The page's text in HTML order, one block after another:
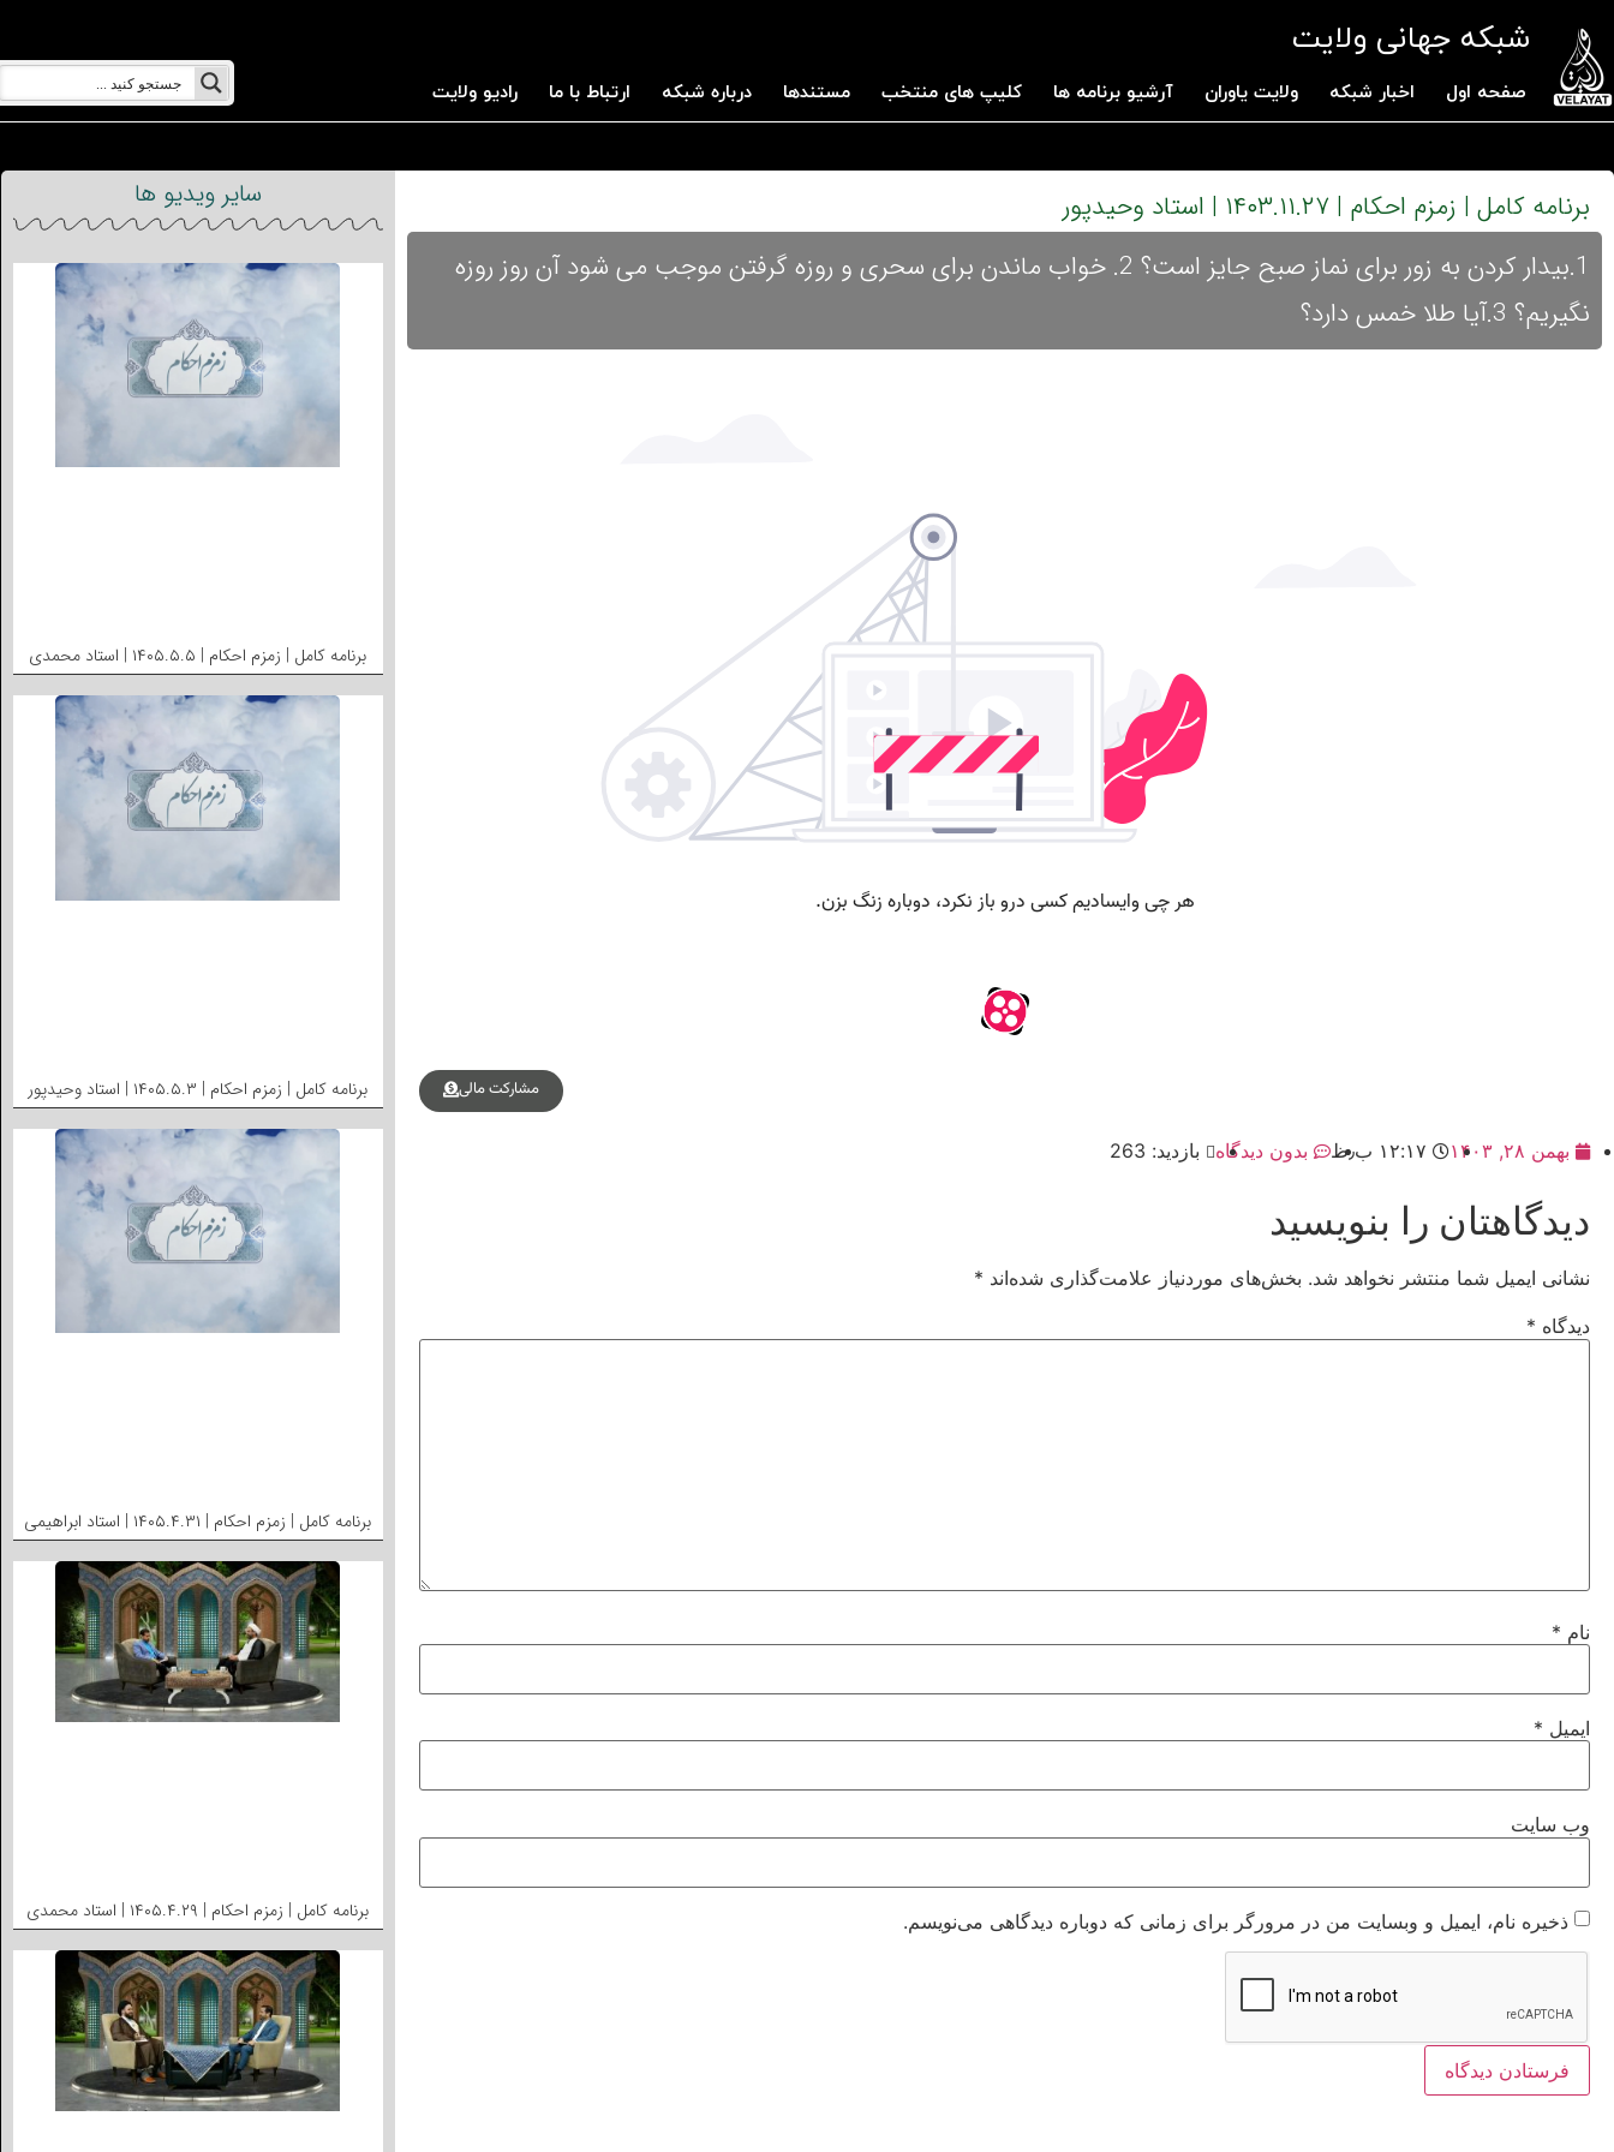
شبکه جهانی ولایت
صفحه اول اخبار شبکه ولایت یاوران آرشیو برنامه ها کلیپ های منتخب مستندها درباره شبکه ارتباط با ما رادیو ولایت
برنامه کامل | زمزم احکام | ۱۴۰۳.۱۱.۲۷ | استاد وحیدپور
1.بیدار کردن به زور برای نماز صبح جایز است؟ 2. خواب ماندن برای سحری و روزه گرفتن موجب می شود آن روز روزه
نگیریم؟ 3.آیا طلا خمس دارد؟
مشارکت مالی
بهمن ۲۸, ۱۴۰۳ ۱۲:۱۷ ب٫ظ بدون دیدگاه بازدید: 263
دیدگاهتان را بنویسید
نشانی ایمیل شما منتشر نخواهد شد. بخش‌های موردنیاز علامت‌گذاری شده‌اند *
دیدگاه *
نام *
ایمیل *
وب‌ سایت
ذخیره نام، ایمیل و وبسایت من در مرورگر برای زمانی که دوباره دیدگاهی می‌نویسم.
سایر ویدیو ها
برنامه کامل | زمزم احکام | ۱۴۰۵.۵.۵ | استاد محمدی
برنامه کامل | زمزم احکام | ۱۴۰۵.۵.۳ | استاد وحیدپور
برنامه کامل | زمزم احکام | ۱۴۰۵.۴.۳۱ | استاد ابراهیمی
برنامه کامل | زمزم احکام | ۱۴۰۵.۴.۲۹ | استاد محمدی